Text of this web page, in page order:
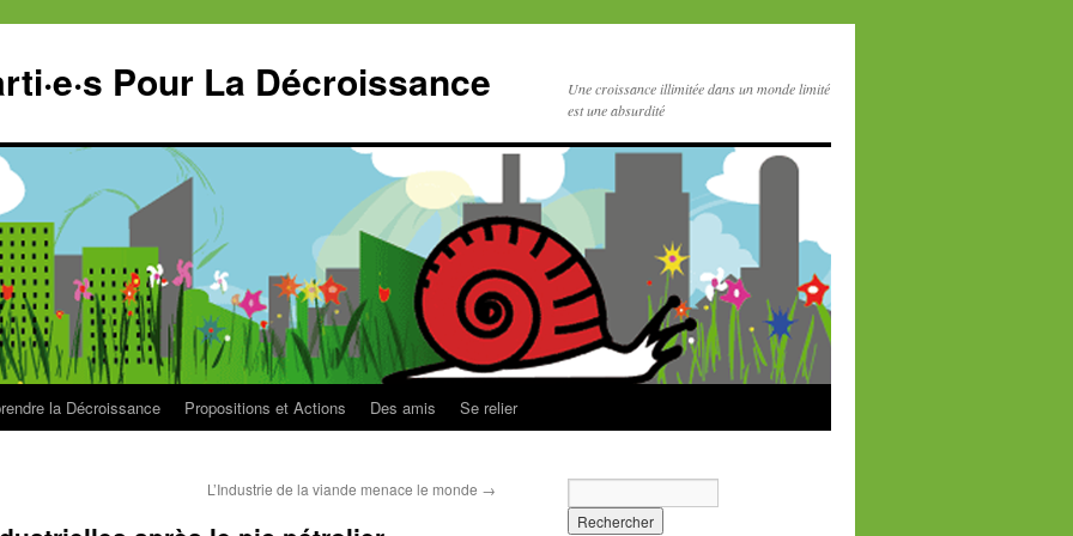
Pour La Décroissance
Une croissance illimitée dans un monde limité
est une absurdité
la Décroissance Propositions et Actions Des amis Se relier
L’Industrie de la viande menace le monde →